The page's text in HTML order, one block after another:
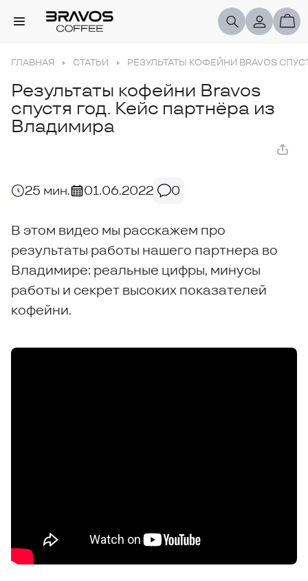
ГЛАВНАЯ СТАТЬИ РЕЗУЛЬТАТЫ КОФЕЙНИ BRAVOS
Результаты кофейни Bravos
спустя год. Кейс партнёра из
Владимира
25 мин. 01.06.2022 0
В этом видео мы расскажем про
результаты работы нашего партнера во
Владимире: реальные цифры, минусы
работы и секрет высоких показателей
кофейни.